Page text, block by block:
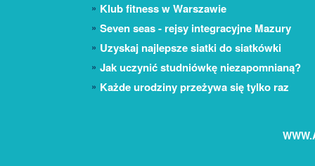
Klub fitness w Warszawie
Seven seas - rejsy integracyjne Mazury
Uzyskaj najlepsze siatki do siatkówki
Jak uczynić studniówkę niezapomnianą?
Każde urodziny przeżywa się tylko raz